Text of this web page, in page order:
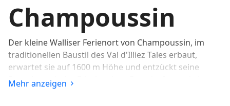
Champoussin
Der kleine Walliser Ferienort von Champoussin, im
traditionellen Baustil des Val d'Illiez Tales erbaut,
erwartet sie auf 1600 m Höhe und entzückt seine
Besucher mit der Frische eines Bergdorfes und einem
fantastischen Ausblick auf die majestätische Dents du
Mehr anzeigen